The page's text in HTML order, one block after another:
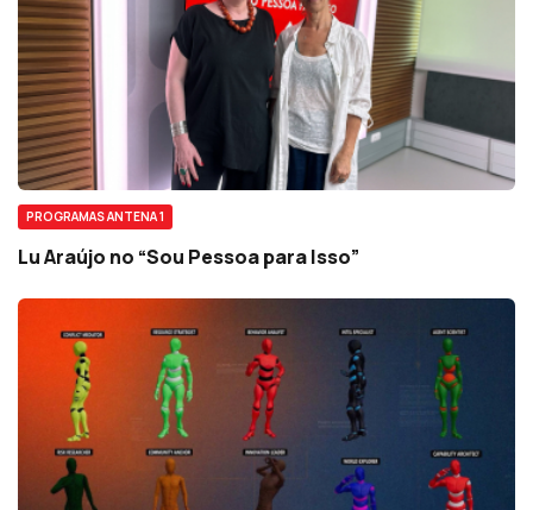
PROGRAMAS ANTENA 1
Lu Araújo no “Sou Pessoa para Isso”